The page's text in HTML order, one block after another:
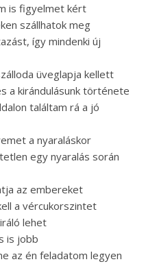
is figyelmet kért
szállhatok meg
így mindenki új
üveglapja kellett
a kirándulásunk története
találtam rá a jó
a nyaraláskor
egy nyaralás során
az embereket
a vércukorszintet
lehet
is jobb
az én feladatom legyen